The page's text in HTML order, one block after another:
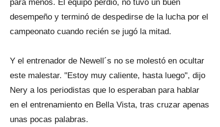
para menos. El equipo perdió, no tuvo un buen
desempeño y terminó de despedirse de la lucha por el
campeonato cuando recién se jugó la mitad.
Y el entrenador de Newell´s no se molestó en ocultar
este malestar. "Estoy muy caliente, hasta luego", dijo
Nery a los periodistas que lo esperaban para hablar
en el entrenamiento en Bella Vista, tras cruzar apenas
unas pocas palabras.